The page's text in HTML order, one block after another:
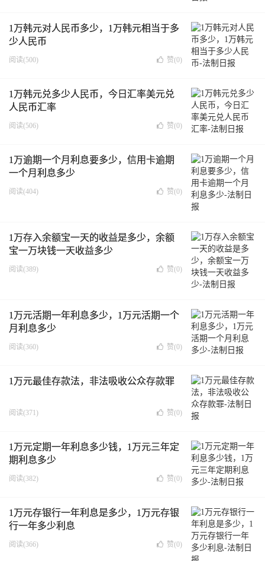
1万韩元对人民币多少，1万韩元相当于多
少人民币
阅读(500) 赞(0)
1万韩元兑多少人民币，今日汇率美元兑
人民币汇率
阅读(506) 赞(0)
1万逾期一个月利息要多少，信用卡逾期
一个月利息多少
阅读(404) 赞(0)
1万存入余额宝一天的收益是多少，余额
宝一万块钱一天收益多少
阅读(389) 赞(0)
1万元活期一年利息多少，1万元活期一个
月利息多少
阅读(360) 赞(0)
1万元最佳存款法，非法吸收公众存款罪
阅读(371) 赞(0)
1万元定期一年利息多少钱，1万元三年定
期利息多少
阅读(382) 赞(0)
1万元存银行一年利息是多少，1万元存银
行一年多少利息
阅读(366) 赞(0)